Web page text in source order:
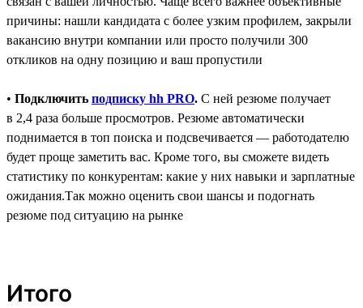
причины: нашли кандидата с более узким профилем, закрыли
вакансию внутри компании или просто получили 300
откликов на одну позицию и ваш пропустили
• Подключить подписку hh PRO. C ней резюме получает
в 2,4 раза больше просмотров. Резюме автоматически
поднимается в топ поиска и подсвечивается ― работодателю
будет проще заметить вас. Кроме того, вы сможете видеть
статистику по конкурентам: какие у них навыки и зарплатные
ожидания.Так можно оценить свои шансы и подогнать
резюме под ситуацию на рынке
Итого